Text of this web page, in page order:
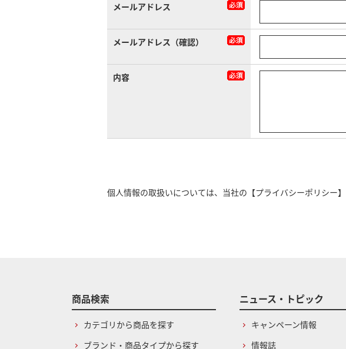
メールアドレス
メールアドレス（確認）
内容
個人情報の取扱いについては、当社の 【プライバシーポリシー】
商品検索
カテゴリから商品を探す
ブランド・商品タイプから探す
ニュース・トピック
キャンペーン情報
情報誌